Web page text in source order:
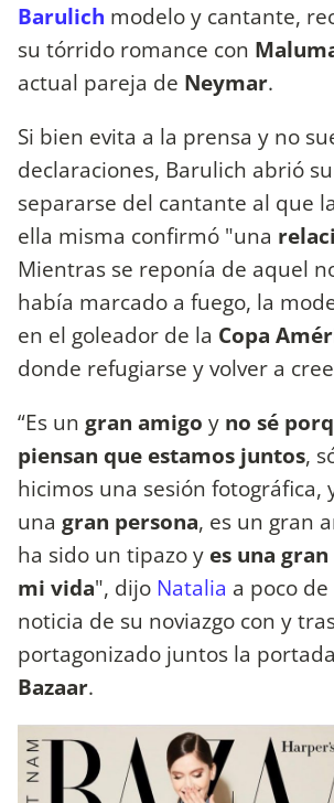
Barulich modelo y cantante,
su tórrido romance con
actual pareja de Neymar.
Si bien evita a la prensa y no
declaraciones, Barulich abrió
separarse del cantante al que
ella misma confirmó "una
Mientras se reponía de aquel
había marcado a fuego, la
en el goleador de la Copa
donde refugiarse y volver a
“Es un gran amigo y no sé
piensan que estamos juntos,
hicimos una sesión fotográfica,
una gran persona, es un gran
ha sido un tipazo y es una
mi vida", dijo Natalia a poco
noticia de su noviazgo con y
portagonizado juntos la
Bazaar.